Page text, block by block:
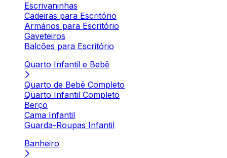
Escrivaninhas
Cadeiras para Escritório
Armários para Escritório
Gaveteiros
Balcões para Escritório
Quarto Infantil e Bebê
Quarto de Bebê Completo
Quarto Infantil Completo
Berço
Cama Infantil
Guarda-Roupas Infantil
Banheiro